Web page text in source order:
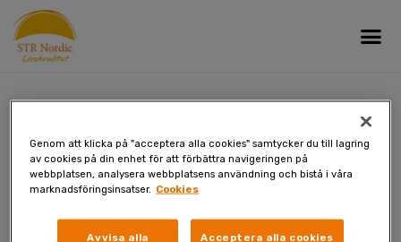
content
Ett fel inträffade under
behandlingen av din beställning.
Genom att klicka på "acceptera alla cookies" samtycker du till lagring
av cookies på din enhet för att förbättra navigeringen på
webbplatsen, analysera webbplatsens användning och bistå i våra
marknadsföringsinsatser. Cookies
Avvisa alla Acceptera alla cookies